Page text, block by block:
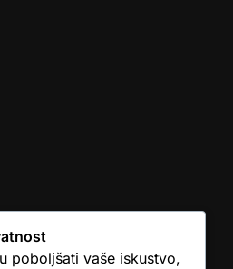
poboljšati vaše iskustvo,